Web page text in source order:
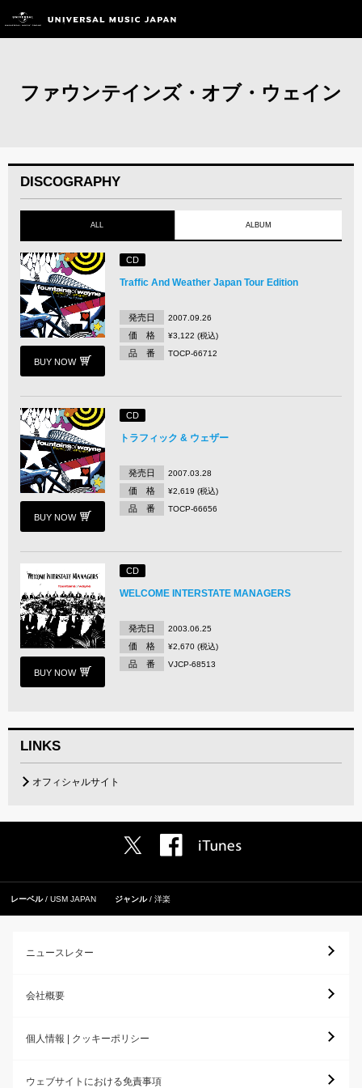
ファウンテインズ・オブ・ウェイン
DISCOGRAPHY
ALL ALBUM
BUY NOW
CD
Traffic And Weather Japan Tour Edition
発売日 2007.09.26
価 格 ¥3,122 (税込)
品 番 TOCP-66712
BUY NOW
CD
トラフィック & ウェザー
発売日 2007.03.28
価 格 ¥2,619 (税込)
品 番 TOCP-66656
BUY NOW
CD
WELCOME INTERSTATE MANAGERS
発売日 2003.06.25
価 格 ¥2,670 (税込)
品 番 VJCP-68513
LINKS
オフィシャルサイト
レーベル USM JAPAN ジャンル 洋楽
ニュースレター
会社概要
個人情報 | クッキーポリシー
ウェブサイトにおける免責事項